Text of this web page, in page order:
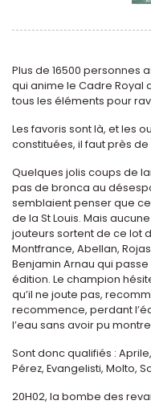
Plus de 16500 personnes
qui anime le Cadre Royal
tous les éléments pour
Les favoris sont là, et les
constituées, il faut près
Quelques jolis coups de
pas de bronca au
semblaient penser que
de la St Louis. Mais
jouteurs sortent de ce lot
Montfrance, Abellan,
Benjamin Arnau qui
édition. Le champion
qu’il ne joute pas,
recommence, perdant
l’eau sans avoir pu
Sont donc qualifiés :
Pérez, Evangelisti, Molto,
20H02, la bombe des